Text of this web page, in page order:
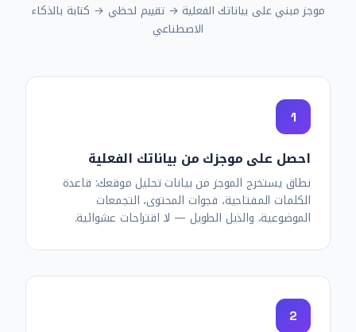
موجز مبني على بياناتك الفعلية → تقييم لحظي → كتابة بالذكاء
الاصطناعي
1
احصل على موجزك من بياناتك الفعلية
نطاق يستخرج الموجز من بيانات تحليل موقعك: قاعدة
الكلمات المفتاحية، فجوات المحتوى، التجمعات
الموضوعية، والذيل الطويل — لا اقتراحات عشوائية.
2